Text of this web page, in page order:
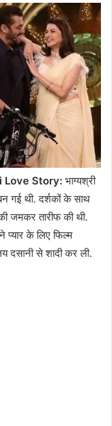
Love Story: भाग्यश्री
बन गई थी. दर्शकों के साथ
जमकर तारीफ की थी.
प्यार के लिए फिल्म
दसानी से शादी कर ली.